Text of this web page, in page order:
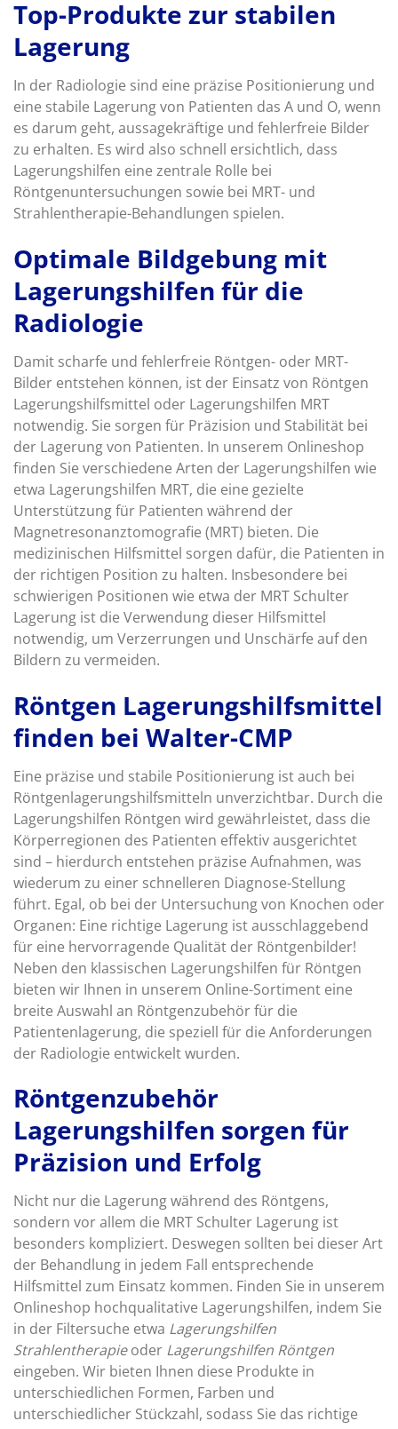
Top-Produkte zur stabilen
Lagerung
In der Radiologie sind eine präzise Positionierung und
eine stabile Lagerung von Patienten das A und O, wenn
es darum geht, aussagekräftige und fehlerfreie Bilder
zu erhalten. Es wird also schnell ersichtlich, dass
Lagerungshilfen eine zentrale Rolle bei
Röntgenuntersuchungen sowie bei MRT- und
Strahlentherapie-Behandlungen spielen.
Optimale Bildgebung mit
Lagerungshilfen für die
Radiologie
Damit scharfe und fehlerfreie Röntgen- oder MRT-
Bilder entstehen können, ist der Einsatz von Röntgen
Lagerungshilfsmittel oder Lagerungshilfen MRT
notwendig. Sie sorgen für Präzision und Stabilität bei
der Lagerung von Patienten. In unserem Onlineshop
finden Sie verschiedene Arten der Lagerungshilfen wie
etwa Lagerungshilfen MRT, die eine gezielte
Unterstützung für Patienten während der
Magnetresonanztomografie (MRT) bieten. Die
medizinischen Hilfsmittel sorgen dafür, die Patienten in
der richtigen Position zu halten. Insbesondere bei
schwierigen Positionen wie etwa der MRT Schulter
Lagerung ist die Verwendung dieser Hilfsmittel
notwendig, um Verzerrungen und Unschärfe auf den
Bildern zu vermeiden.
Röntgen Lagerungshilfsmittel
finden bei Walter-CMP
Eine präzise und stabile Positionierung ist auch bei
Röntgenlagerungshilfsmitteln unverzichtbar. Durch die
Lagerungshilfen Röntgen wird gewährleistet, dass die
Körperregionen des Patienten effektiv ausgerichtet
sind – hierdurch entstehen präzise Aufnahmen, was
wiederum zu einer schnelleren Diagnose-Stellung
führt. Egal, ob bei der Untersuchung von Knochen oder
Organen: Eine richtige Lagerung ist ausschlaggebend
für eine hervorragende Qualität der Röntgenbilder!
Neben den klassischen Lagerungshilfen für Röntgen
bieten wir Ihnen in unserem Online-Sortiment eine
breite Auswahl an Röntgenzubehör für die
Patientenlagerung, die speziell für die Anforderungen
der Radiologie entwickelt wurden.
Röntgenzubehör
Lagerungshilfen sorgen für
Präzision und Erfolg
Nicht nur die Lagerung während des Röntgens,
sondern vor allem die MRT Schulter Lagerung ist
besonders kompliziert. Deswegen sollten bei dieser Art
der Behandlung in jedem Fall entsprechende
Hilfsmittel zum Einsatz kommen. Finden Sie in unserem
Onlineshop hochqualitative Lagerungshilfen, indem Sie
in der Filtersuche etwa Lagerungshilfen
Strahlentherapieoder Lagerungshilfen Röntgen
eingeben. Wir bieten Ihnen diese Produkte in
unterschiedlichen Formen, Farben und
unterschiedlicher Stückzahl, sodass Sie das richtige